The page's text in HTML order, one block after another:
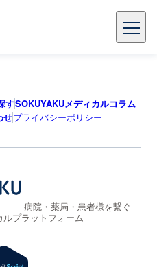
すSOKUYAKUメディカルコラム
せプライバシーポリシー
病院・薬局・患者様を繋ぐ
プラットフォーム